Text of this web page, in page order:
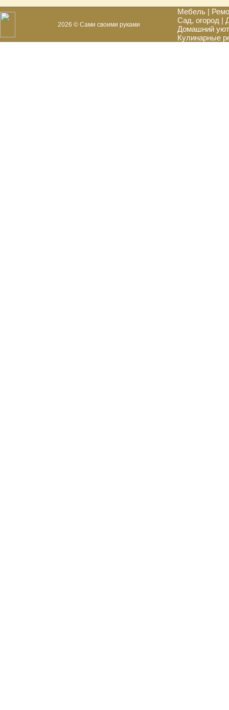
2026 © Сами своими руками
Мебель |
Сад, огород |
Домашний уют
Кулинарные